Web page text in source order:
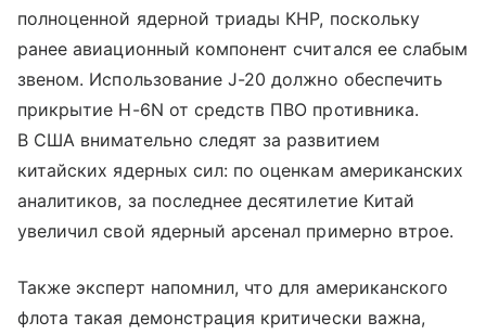
полноценной ядерной триады КНР, поскольку
ранее авиационный компонент считался ее слабым
звеном. Использование J-20 должно обеспечить
прикрытие H-6N от средств ПВО противника.
В США внимательно следят за развитием
китайских ядерных сил: по оценкам американских
аналитиков, за последнее десятилетие Китай
увеличил свой ядерный арсенал примерно втрое.
Также эксперт напомнил, что для американского
флота такая демонстрация критически важна,